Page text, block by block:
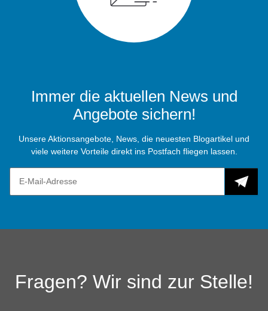
Immer die aktuellen News und
Angebote sichern!
Unsere Aktionsangebote, News, die neuesten Blogartikel und
viele weitere Vorteile direkt ins Postfach fliegen lassen.
Fragen? Wir sind zur Stelle!